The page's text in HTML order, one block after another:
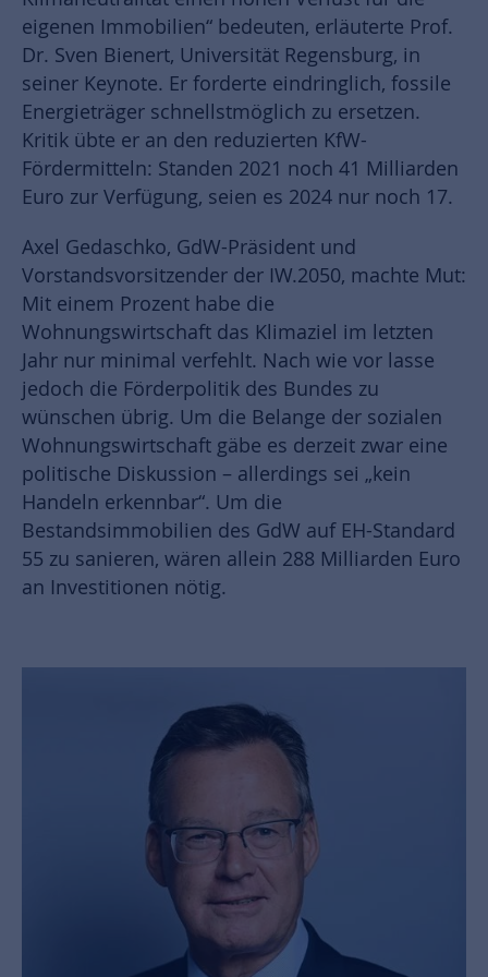
eigenen Immobilien“ bedeuten, erläuterte Prof.
Dr. Sven Bienert, Universität Regensburg, in
seiner Keynote. Er forderte eindringlich, fossile
Energieträger schnellstmöglich zu ersetzen.
Kritik übte er an den reduzierten KfW-
Fördermitteln: Standen 2021 noch 41 Milliarden
Euro zur Verfügung, seien es 2024 nur noch 17.
Axel Gedaschko, GdW-Präsident und
Vorstandsvorsitzender der IW.2050, machte Mut:
Mit einem Prozent habe die
Wohnungswirtschaft das Klimaziel im letzten
Jahr nur minimal verfehlt. Nach wie vor lasse
jedoch die Förderpolitik des Bundes zu
wünschen übrig. Um die Belange der sozialen
Wohnungswirtschaft gäbe es derzeit zwar eine
politische Diskussion – allerdings sei „kein
Handeln erkennbar“. Um die
Bestandsimmobilien des GdW auf EH-Standard
55 zu sanieren, wären allein 288 Milliarden Euro
an Investitionen nötig.